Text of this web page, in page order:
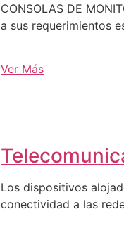
CONSOLAS DE
a sus requerimientos
Ver Más
Los dispositivos
conectividad a las